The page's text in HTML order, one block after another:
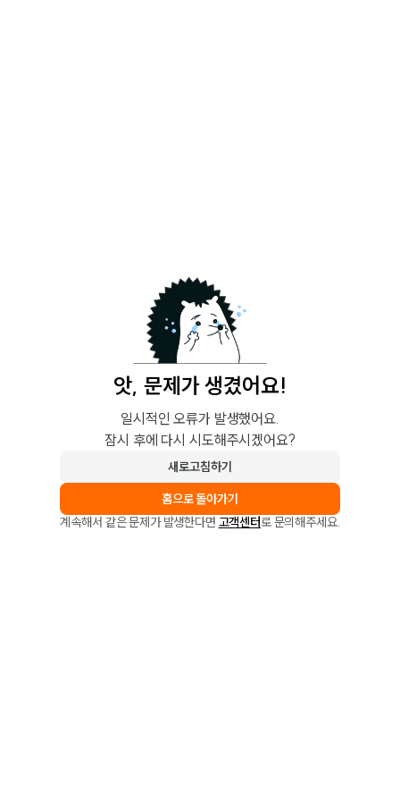
앗, 문제가 생겼어요!
일시적인 오류가 발생했어요.
잠시 후에 다시 시도해주시겠어요?
새로고침하기
홈으로 돌아가기
계속해서 같은 문제가 발생한다면 고객센터로 문의해주세요.